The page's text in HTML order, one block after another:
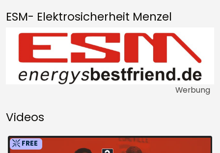
ESM- Elektrosicherheit Menzel
Werbung
Videos
FREE